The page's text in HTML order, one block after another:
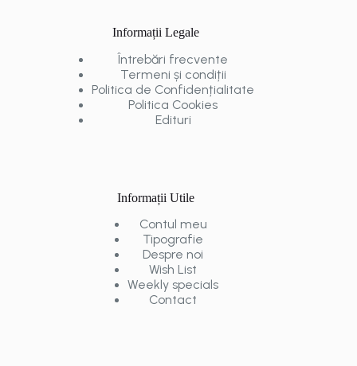
Informații Legale
Întrebări frecvente
Termeni și condiții
Politica de Confidențialitate
Politica Cookies
Edituri
Informații Utile
Contul meu
Tipografie
Despre noi
Wish List
Weekly specials
Contact